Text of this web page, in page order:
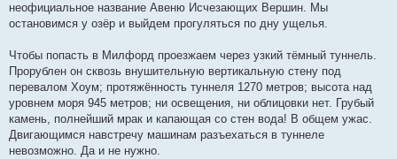
неофициальное название Авеню Исчезающих Вершин. Мы
остановимся у озёр и выйдем прогуляться по дну ущелья.
Чтобы попасть в Милфорд проезжаем через узкий тёмный туннель.
Прорублен он сквозь внушительную вертикальную стену под
перевалом Хоум; протяжённость туннеля 1270 метров; высота над
уровнем моря 945 метров; ни освещения, ни облицовки нет. Грубый
камень, полнейший мрак и капающая со стен вода! В общем ужас.
Двигающимся навстречу машинам разъехаться в туннеле
невозможно. Да и не нужно.